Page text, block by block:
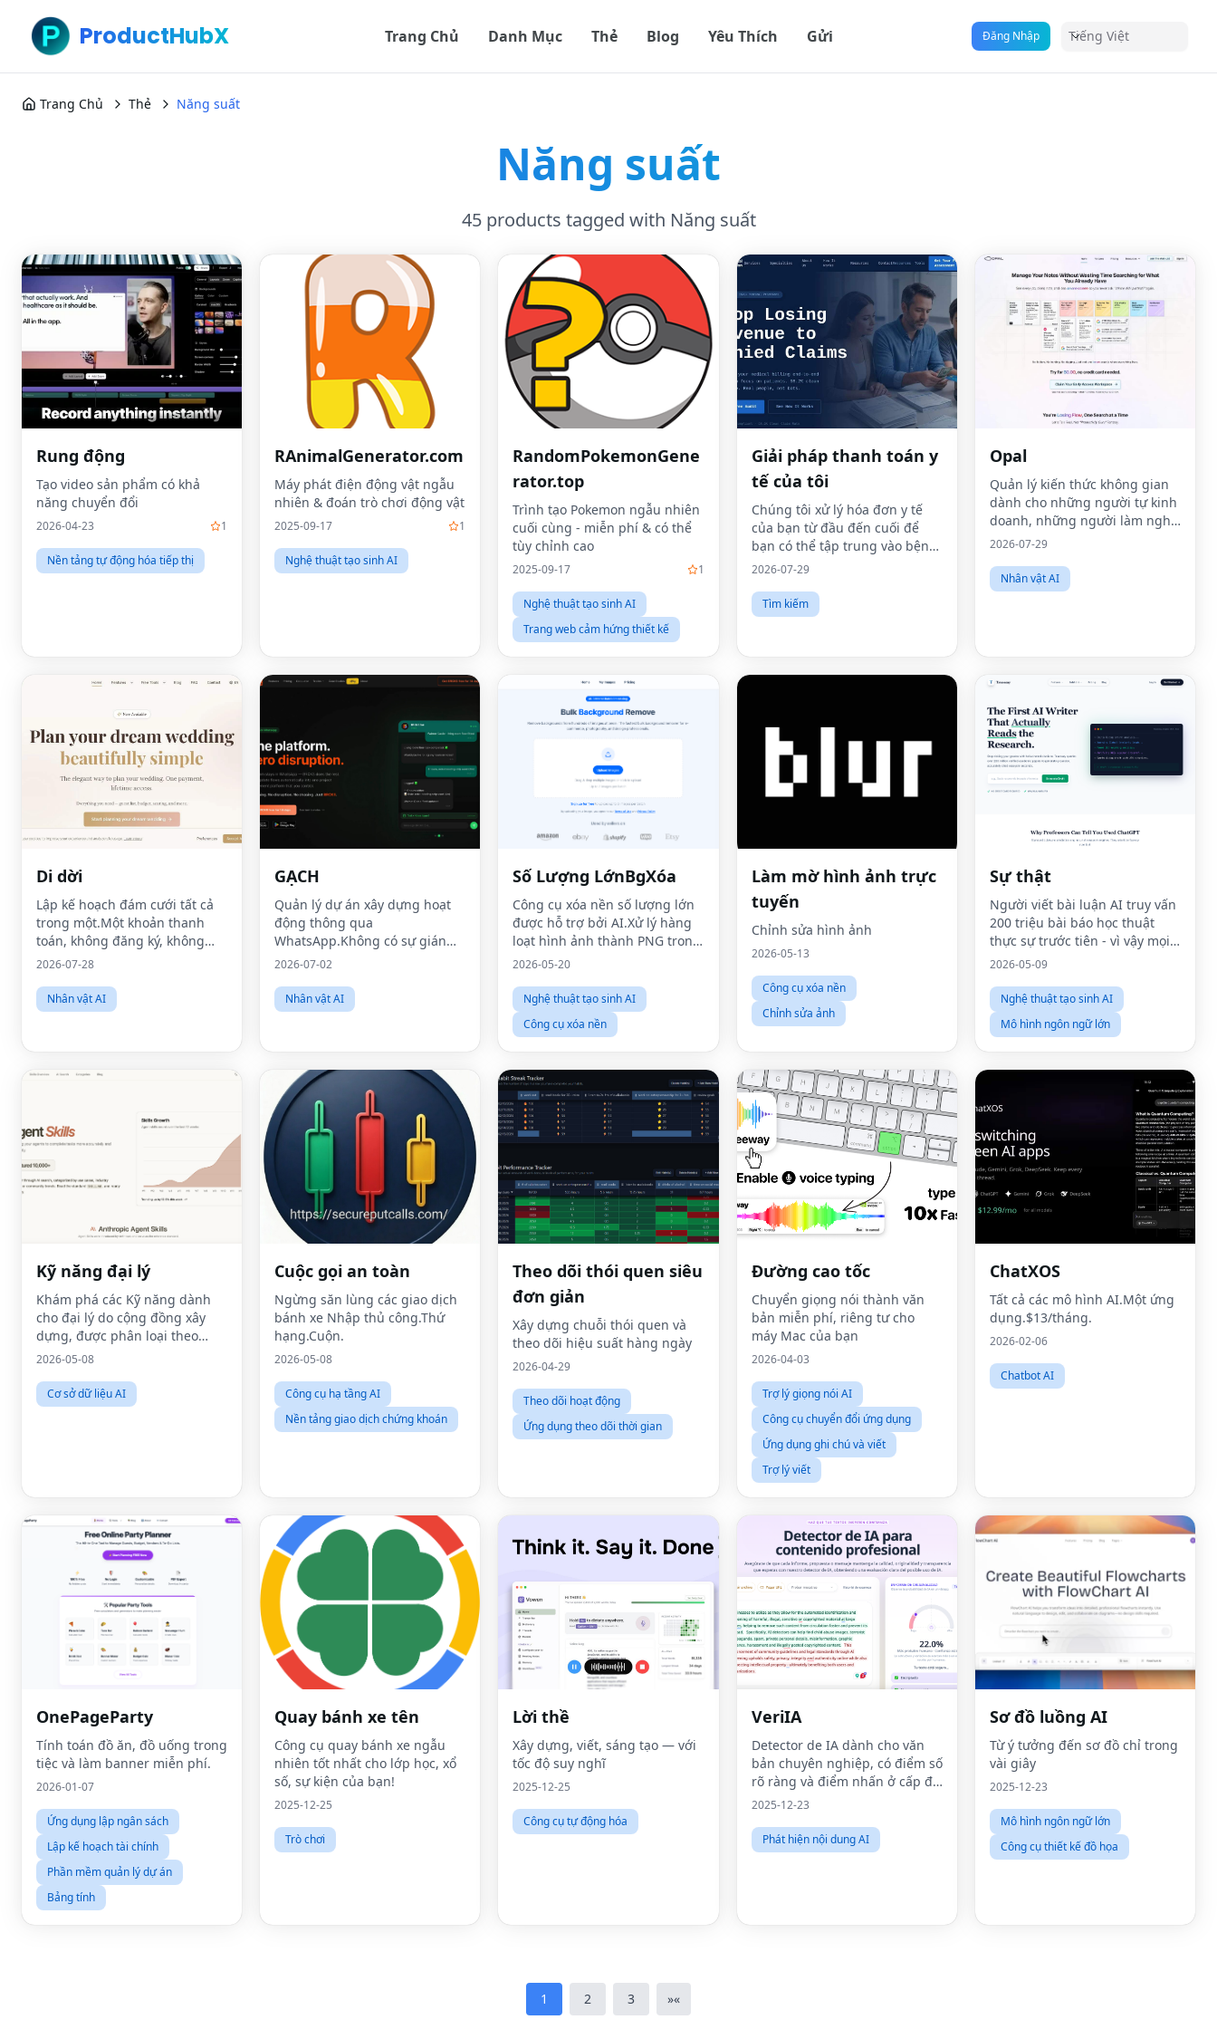
ProductHubX Trang Chủ Danh Mục Thẻ Blog Yêu Thích Gửi Đăng Nhập Tiếng Việt
Trang Chủ Thẻ Năng suất
Năng suất
45 products tagged with Năng suất
Rung động
Tạo video sản phẩm có khả
năng chuyển đổi
2026-04-23 1
Nền tảng tự động hóa tiếp thị
RAnimalGenerator.com
Máy phát điện động vật ngẫu
nhiên & đoán trò chơi động vật
2025-09-17 1
Nghệ thuật tạo sinh AI
RandomPokemonGene
rator.top
Trình tạo Pokemon ngẫu nhiên
cuối cùng - miễn phí & có thể
tùy chỉnh cao
2025-09-17 1
Nghệ thuật tạo sinh AI
Trang web cảm hứng thiết kế
Giải pháp thanh toán y
tế của tôi
Chúng tôi xử lý hóa đơn y tế
của bạn từ đầu đến cuối để
bạn có thể tập trung vào bệnh
nhân
2026-07-29
Tìm kiếm
Opal
Quản lý kiến ​​thức không gian
dành cho những người tự kinh
doanh, những người làm nghề
tự do và những người có tư
2026-07-29
Nhân vật AI
Di dời
Lập kế hoạch đám cưới tất cả
trong một.Một khoản thanh
toán, không đăng ký, không
bán dữ liệu.
2026-07-28
Nhân vật AI
GẠCH
Quản lý dự án xây dựng hoạt
động thông qua
WhatsApp.Không có sự gián
đoạn.
2026-07-02
Nhân vật AI
Số Lượng LớnBgXóa
Công cụ xóa nền số lượng lớn
được hỗ trợ bởi AI.Xử lý hàng
loạt hình ảnh thành PNG trong
suốt ngay lập tức.
2026-05-20
Nghệ thuật tạo sinh AI
Công cụ xóa nền
Làm mờ hình ảnh trực
tuyến
Chỉnh sửa hình ảnh
2026-05-13
Công cụ xóa nền
Chỉnh sửa ảnh
Sự thật
Người viết bài luận AI truy vấn
200 triệu bài báo học thuật
thực sự trước tiên - vì vậy mọi
trích dẫn đều được xác minh,
2026-05-09
Nghệ thuật tạo sinh AI
Mô hình ngôn ngữ lớn
Kỹ năng đại lý
Khám phá các Kỹ năng dành
cho đại lý do cộng đồng xây
dựng, được phân loại theo
trường hợp sử dụng, người
cộng đồng.
2026-05-08
Cơ sở dữ liệu AI
Cuộc gọi an toàn
Ngừng săn lùng các giao dịch
bánh xe Nhập thủ công.Thứ
hạng.Cuộn.
2026-05-08
Công cụ hạ tầng AI
Nền tảng giao dịch chứng khoán
Theo dõi thói quen siêu
đơn giản
Xây dựng chuỗi thói quen và
theo dõi hiệu suất hàng ngày
2026-04-29
Theo dõi hoạt động
Ứng dụng theo dõi thời gian
Đường cao tốc
Chuyển giọng nói thành văn
bản miễn phí, riêng tư cho
máy Mac của bạn
2026-04-03
Trợ lý giọng nói AI
Công cụ chuyển đổi ứng dụng
Ứng dụng ghi chú và viết
Trợ lý viết
ChatXOS
Tất cả các mô hình AI.Một ứng
dụng.$13/tháng.
2026-02-06
Chatbot AI
OnePageParty
Tính toán đồ ăn, đồ uống trong
tiệc và làm banner miễn phí.
2026-01-07
Ứng dụng lập ngân sách
Lập kế hoạch tài chính
Phần mềm quản lý dự án
Bảng tính
Quay bánh xe tên
Công cụ quay bánh xe ngẫu
nhiên tốt nhất cho lớp học, xổ
số, sự kiện của bạn!
2025-12-25
Trò chơi
Lời thề
Xây dựng, viết, sáng tạo — với
tốc độ suy nghĩ
2025-12-25
Công cụ tự động hóa
VeriIA
Detector de IA dành cho văn
bản chuyên nghiệp, có điểm số
rõ ràng và điểm nhấn ở cấp độ
câu.
2025-12-23
Phát hiện nội dung AI
Sơ đồ luồng AI
Từ ý tưởng đến sơ đồ chỉ trong
vài giây
2025-12-23
Mô hình ngôn ngữ lớn
Công cụ thiết kế đồ họa
1 2 3 »«